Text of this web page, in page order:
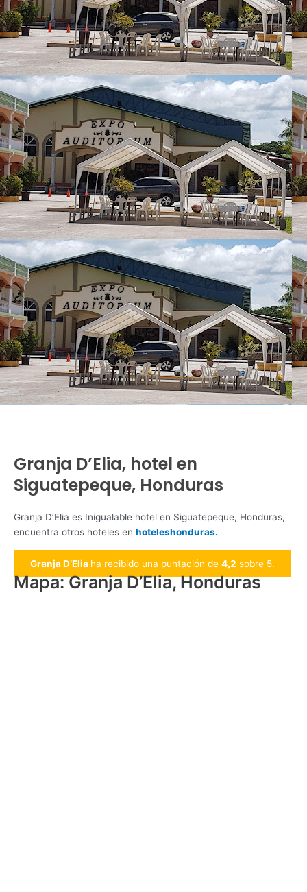
Granja D’Elia, hotel en
Siguatepeque, Honduras
Granja D’Elia es Inigualable hotel en Siguatepeque, Honduras,
encuentra otros hoteles en hoteleshonduras.
Granja D’Elia ha recibido una puntación de 4,2 sobre 5.
Mapa: Granja D’Elia, Honduras